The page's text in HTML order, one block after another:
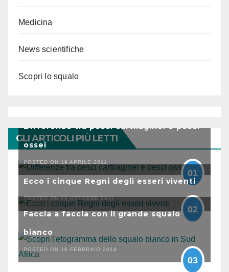
Medicina
News scientifiche
Scopri lo squalo
GLI ARTICOLI PIÙ LETTI
Differenze tra pesci cartilaginei e pesci
ossei
POSTED ON 19 APRILE 2011
01
Ecco i cinque Regni degli esseri viventi
POSTED ON 29 OTTOBRE 2011
02
Faccia a faccia con il grande squalo
bianco
POSTED ON 10 FEBBRAIO 2014
03